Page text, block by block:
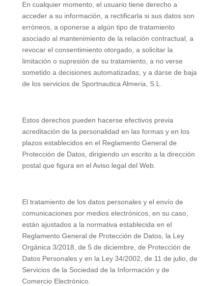
En cualquier momento, el usuario tiene derecho a
acceder a su información, a rectificarla si sus datos son
erróneos, a oponerse a algún tipo de tratamiento
asociado al mantenimiento de la relación contractual, a
revocar el consentimiento otorgado, a solicitar la
limitación o supresión de su tratamiento, a no verse
sometido a decisiones automatizadas, y a darse de baja
de los servicios de Sportnautica Almeria, S.L.
Estos derechos pueden hacerse efectivos previa
acreditación de la personalidad en las formas y en los
plazos establecidos en el Reglamento General de
Protección de Datos, dirigiendo un escrito a la dirección
postal que figura en el Aviso legal del Web.
El tratamiento de los datos personales y el envío de
comunicaciones por medios electrónicos, en su caso,
están ajustados a la normativa establecida en el
Reglamento General de Protección de Datos, la Ley
Orgánica 3/2018, de 5 de diciembre, de Protección de
Datos Personales y en la Ley 34/2002, de 11 de julio, de
Servicios de la Sociedad de la Información y de
Comercio Electrónico.